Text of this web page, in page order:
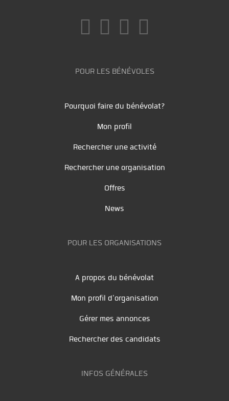
POUR LES BÉNÉVOLES
Pourquoi faire du bénévolat?
Mon profil
Rechercher une activité
Rechercher une organisation
Offres
News
POUR LES ORGANISATIONS
A propos du bénévolat
Mon profil d'organisation
Gérer mes annonces
Rechercher des candidats
INFOS GÉNÉRALES